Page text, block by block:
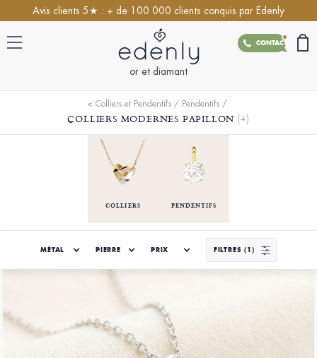
Avis clients 5★ : + de 100 000 clients conquis par Edenly
CONTACT
or et diamant
< Colliers et Pendentifs / Pendentifs /
COLLIERS MODERNES PAPILLON (4)
COLLIERS PENDENTIFS
MÉTAL PIERRE PRIX FILTRES (1)